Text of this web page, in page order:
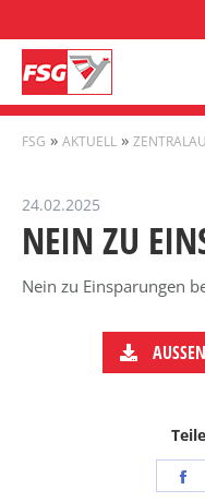
FSG » AKTUELL »
24.02.2025
NEIN ZU
Nein zu Einsparungen